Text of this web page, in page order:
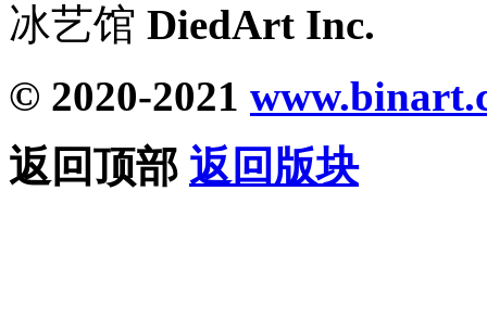
冰艺馆 DiedArt Inc.
© 2020-2021
返回顶部 返回版块